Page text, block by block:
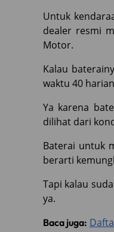
Untuk
dealer resmi
Motor.
Kalau
waktu 40
Ya karena
dilihat dari
Baterai untuk
berarti
Tapi kalau
ya.
Baca juga: